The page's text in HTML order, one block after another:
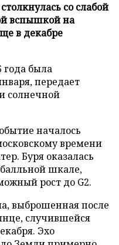
со слабой
вспышкой на
в декабре
года была
передает
солнечной
началось
времени
Буря оказалась
шкале,
рост до G2.
выброшенная после
случившейся
Эхо